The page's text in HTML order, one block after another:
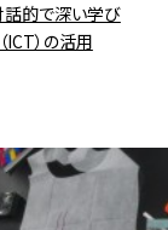
的で深い学び
）の活用